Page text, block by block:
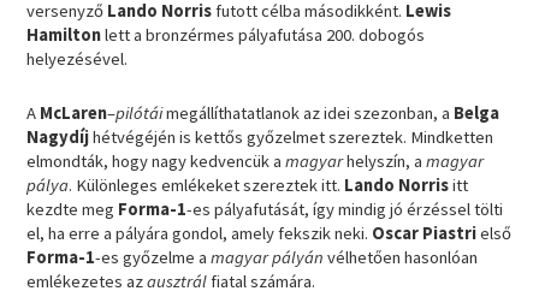
versenyző Lando Norrisfutott célba másodikként. Lewis
Hamiltonlett a bronzérmes pályafutása 200. dobogós
helyezésével.
A McLaren–pilótáimegállíthatatlanok az idei szezonban, a Belga
Nagydíjhétvégéjén is kettős győzelmet szereztek. Mindketten
elmondták, hogy nagy kedvencük amagyarhelyszín, amagyar
pálya. Különleges emlékeket szereztek itt. Lando Norrisitt
kezdte meg Forma-1-es pályafutását, így mindig jó érzéssel tölti
el, ha erre a pályára gondol, amely fekszik neki. Oscar Piastrielső
Forma-1-es győzelme amagyar pályán vélhetően hasonlóan
emlékezetes azausztrálfiatal számára.